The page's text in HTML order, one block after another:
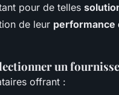
pour de telles
de leur performance
un
offrant :